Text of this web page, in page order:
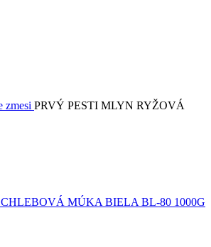
zmesi PRVÝ PESTI MLYN RYŽOVÁ
MÚKA BIELA BL-80 1000G